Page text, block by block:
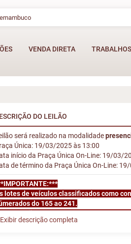
VENDA DIRETA TRABALHOS
DO LEILÃO
será realizado na modalidade
Única: 19/03/2025 às 13:00
início da Praça Única On-Line: 19/03/
de término da Praça Única On-Line:
lotes de veículos classificados como
do 165 ao 241.